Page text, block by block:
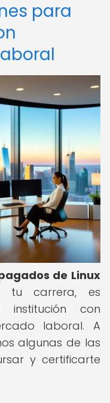
para
de Linux
tu carrera, es
institución con
laboral. A
algunas de las
y certificarte